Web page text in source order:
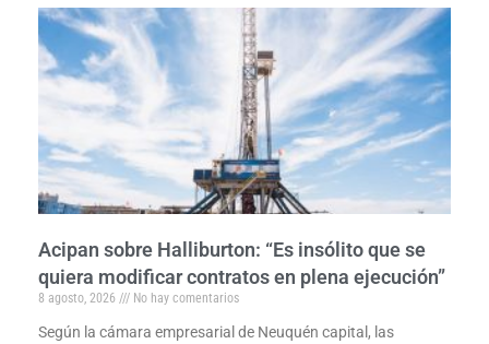
Acipan sobre Halliburton: “Es insólito que se
quiera modificar contratos en plena ejecución”
8 agosto, 2026 No hay comentarios
Según la cámara empresarial de Neuquén capital, las